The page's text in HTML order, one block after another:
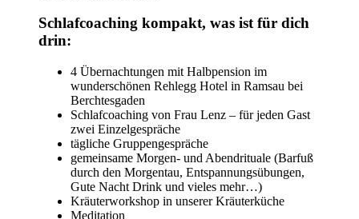
Schlafcoaching kompakt, was ist für dich
drin:
4 Übernachtungen mit Halbpension im
wunderschönen Rehlegg Hotel in Ramsau bei
Berchtesgaden
Schlafcoaching von Frau Lenz – für jeden Gast
zwei Einzelgespräche
tägliche Gruppengespräche
gemeinsame Morgen- und Abendrituale (Barfuß
durch den Morgentau, Entspannungsübungen,
Gute Nacht Drink und vieles mehr…)
Kräuterworkshop in unserer Kräuterküche
Meditation